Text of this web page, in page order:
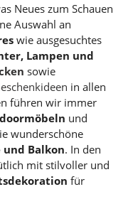
Neues zum Schauen
Auswahl an
wie ausgesuchtes
Lampen und
sowie
in allen
führen wir immer
und
wunderschöne
Balkon. In den
mit stilvoller und
für